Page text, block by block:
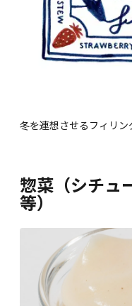
冬を連想させるフィリン
惣菜（シチュ
等）